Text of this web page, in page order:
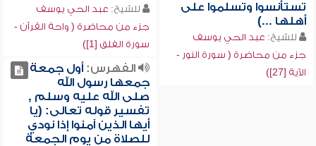
تستأنسوا وتسلموا على
أهلها ...)
للشيخ: عبد الحي يوسف
جزء من محاضرة ( سورة النور -
الآية [27])
للشيخ: عبد الحي يوسف
جزء من محاضرة ( واحة القرآن -
سورة الفلق [1])
الفهرس:أول جمعة
جمعها رسول الله
صلى الله عليه وسلم ,
تفسير قوله تعالى: (يا
أيها الذين آمنوا إذا نودي
للصلاة من يوم الجمعة